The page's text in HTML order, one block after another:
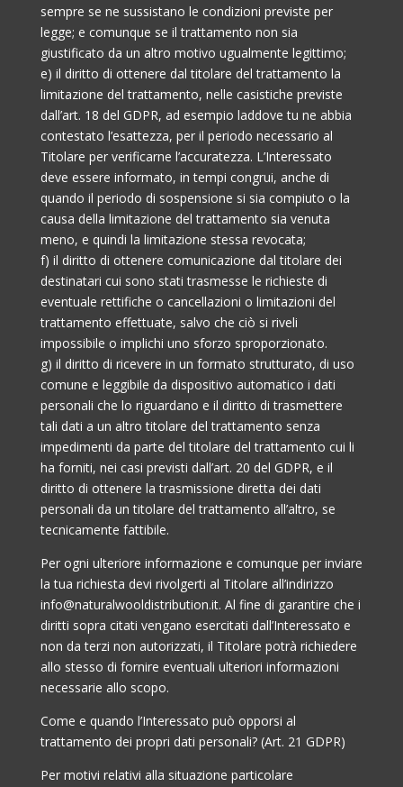
sempre se ne sussistano le condizioni previste per
legge; e comunque se il trattamento non sia
giustificato da un altro motivo ugualmente legittimo;
e) il diritto di ottenere dal titolare del trattamento la
limitazione del trattamento, nelle casistiche previste
dall’art. 18 del GDPR, ad esempio laddove tu ne abbia
contestato l’esattezza, per il periodo necessario al
Titolare per verificarne l’accuratezza. L’Interessato
deve essere informato, in tempi congrui, anche di
quando il periodo di sospensione si sia compiuto o la
causa della limitazione del trattamento sia venuta
meno, e quindi la limitazione stessa revocata;
f) il diritto di ottenere comunicazione dal titolare dei
destinatari cui sono stati trasmesse le richieste di
eventuale rettifiche o cancellazioni o limitazioni del
trattamento effettuate, salvo che ciò si riveli
impossibile o implichi uno sforzo sproporzionato.
g) il diritto di ricevere in un formato strutturato, di uso
comune e leggibile da dispositivo automatico i dati
personali che lo riguardano e il diritto di trasmettere
tali dati a un altro titolare del trattamento senza
impedimenti da parte del titolare del trattamento cui li
ha forniti, nei casi previsti dall’art. 20 del GDPR, e il
diritto di ottenere la trasmissione diretta dei dati
personali da un titolare del trattamento all’altro, se
tecnicamente fattibile.
Per ogni ulteriore informazione e comunque per inviare
la tua richiesta devi rivolgerti al Titolare all’indirizzo
info@naturalwooldistribution.it. Al fine di garantire che i
diritti sopra citati vengano esercitati dall’Interessato e
non da terzi non autorizzati, il Titolare potrà richiedere
allo stesso di fornire eventuali ulteriori informazioni
necessarie allo scopo.
Come e quando l’Interessato può opporsi al
trattamento dei propri dati personali? (Art. 21 GDPR)
Per motivi relativi alla situazione particolare